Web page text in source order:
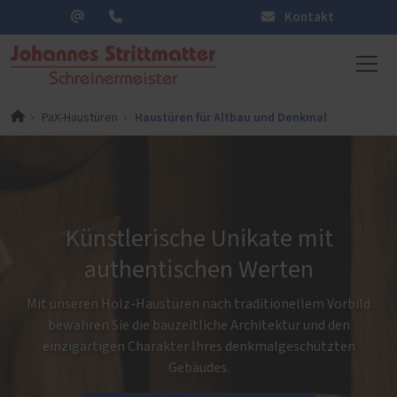
Kontakt
PaX-Haustüren Haustüren für Altbau und Denkmal
Künstlerische Unikate mit
authentischen Werten
Mit unseren Holz-Haustüren nach traditionellem Vorbild
bewahren Sie die bauzeitliche Architektur und den
einzigartigen Charakter Ihres denkmalgeschützten
Gebäudes.